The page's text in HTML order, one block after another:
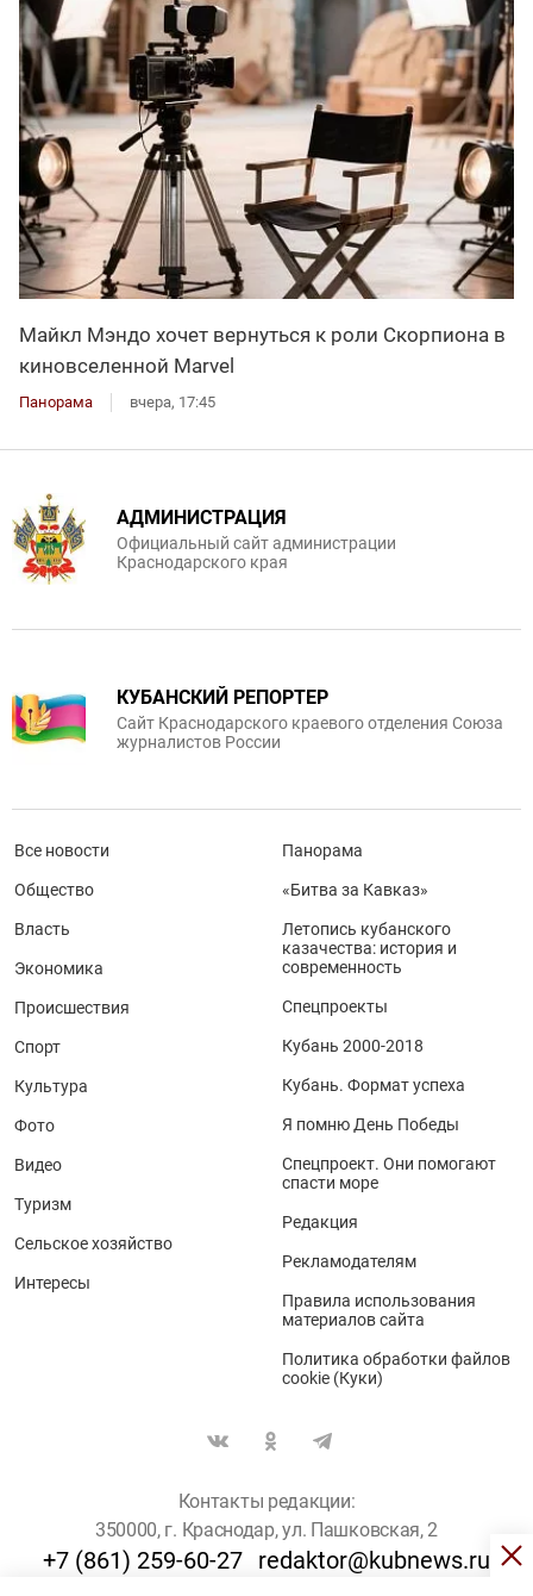
Майкл Мэндо хочет вернуться к роли Скорпиона в
киновселенной Marvel
Панорама вчера, 17:45
АДМИНИСТРАЦИЯ
Официальный сайт администрации
Краснодарского края
КУБАНСКИЙ РЕПОРТЕР
Сайт Краснодарского краевого отделения Союза
журналистов России
Все новости
Общество
Власть
Экономика
Происшествия
Спорт
Культура
Фото
Видео
Туризм
Сельское хозяйство
Интересы
Панорама
«Битва за Кавказ»
Летопись кубанского
казачества: история и
современность
Спецпроекты
Кубань 2000-2018
Кубань. Формат успеха
Я помню День Победы
Спецпроект. Они помогают
спасти море
Редакция
Рекламодателям
Правила использования
материалов сайта
Политика обработки файлов
cookie (Куки)
Контакты редакции:
350000, г. Краснодар, ул. Пашковская, 2
+7 (861) 259-60-27 redaktor@kubnews.ru